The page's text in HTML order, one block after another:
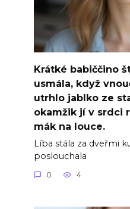
Krátké babiččino
usmála, když
utrhlo jablko ze
okamžik jí v srdci
mák na louce.
Líba stála za dveřmi
poslouchala
0 4